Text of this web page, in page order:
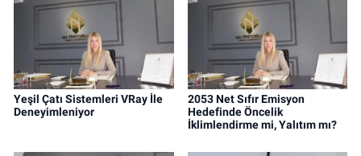
Yeşil Çatı Sistemleri VRay İle
Deneyimleniyor
2053 Net Sıfır Emisyon
Hedefinde Öncelik
İklimlendirme mi, Yalıtım mı?